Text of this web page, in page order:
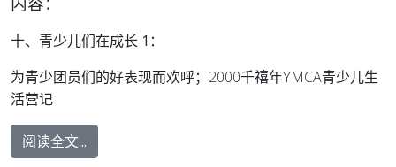
十、青少儿们在成长 1：
为青少团员们的好表现而欢呼；2000千禧年YMCA青少儿生
活营记
阅读全文...